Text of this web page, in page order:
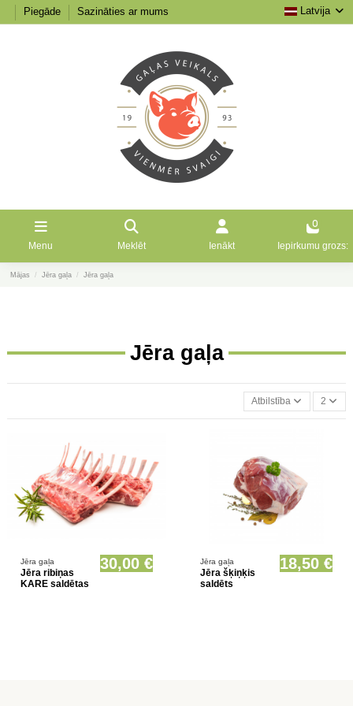
Piegāde Sazināties ar mums Latvija
Menu Meklēt Ienākt
0
Iepirkumu grozs:
Mājas Jēra gaļa Jēra gaļa
Jēra gaļa
Atbilstība 2
Jēra gaļa
Jēra ribiņas
KARE saldētas
30,00 € Jēra gaļa
Jēra šķiņķis
saldēts
18,50 €